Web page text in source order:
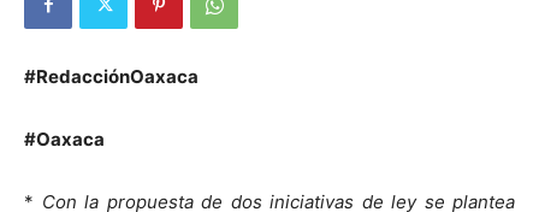
#RedacciónOaxaca
#Oaxaca
* Con la propuesta de dos iniciativas de ley se plantea